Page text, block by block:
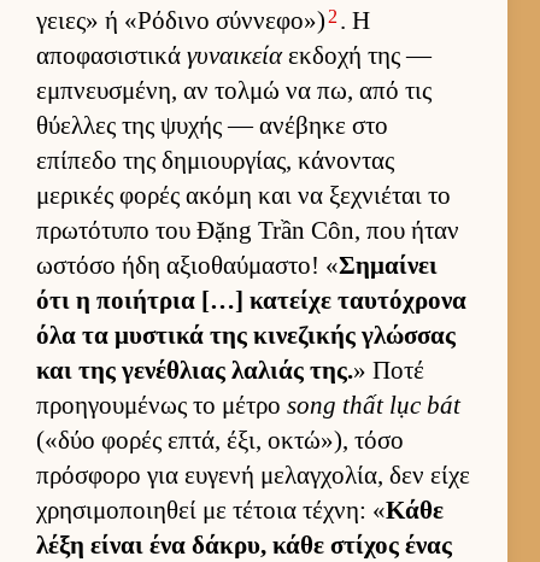
γειες» ή «Ρόδινο σύν­νεφο») 2 . Η
αποφασιστικά γυναικείαεκ­δοχή της —
εμπνευ­σμένη, αν τολμώ να πω, από τις
θύελ­λες της ψυχής — ανέβηκε στο
επίπεδο της δημιουρ­γίας, κάνοντας
μερικές φορές ακόμη και να ξεχνιέται το
πρωτότυπο του Đặng Trần Côn, που ήταν
ωστόσο ήδη αξιο­θαύ­μαστο! «Σημαί­νει
ότι η ποι­ήτρια […] κατείχε ταυ­τόχρονα
όλα τα μυστικά της κινεζικής γλώσ­σας
και της γενέθλιας λαλιάς της.» Ποτέ
προη­γου­μένως το μέτρο song thất lục bát
(«δύο φορές επτά, έξι, οκτώ»), τόσο
πρόσφορο για ευ­γενή μελαγ­χολία, δεν είχε
χρησιμοποι­ηθεί με τέτοια τέχνη: «Κάθε
λέξη εί­ναι ένα δάκρυ, κάθε στίχος ένας